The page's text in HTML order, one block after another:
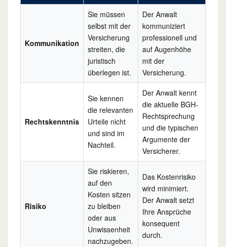
Kommunikation
Sie müssen
selbst mit der
Versicherung
streiten, die
juristisch
überlegen ist.
Der Anwalt
kommuniziert
professionell und
auf Augenhöhe
mit der
Versicherung.
Rechtskenntnis
Sie kennen
die relevanten
Urteile nicht
und sind im
Nachteil.
Der Anwalt kennt
die aktuelle BGH-
Rechtsprechung
und die typischen
Argumente der
Versicherer.
Risiko
Sie riskieren,
auf den
Kosten sitzen
zu bleiben
oder aus
Unwissenheit
nachzugeben.
Das Kostenrisiko
wird minimiert.
Der Anwalt setzt
Ihre Ansprüche
konsequent
durch.